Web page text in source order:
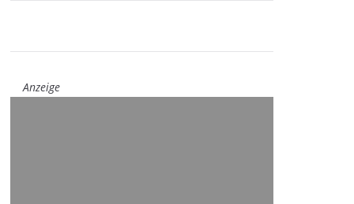
Anzeige